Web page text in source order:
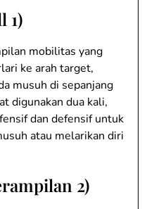
1)
mobilitas yang
ke arah target,
musuh di sepanjang
digunakan dua kali,
dan defensif untuk
atau melarikan diri
2)